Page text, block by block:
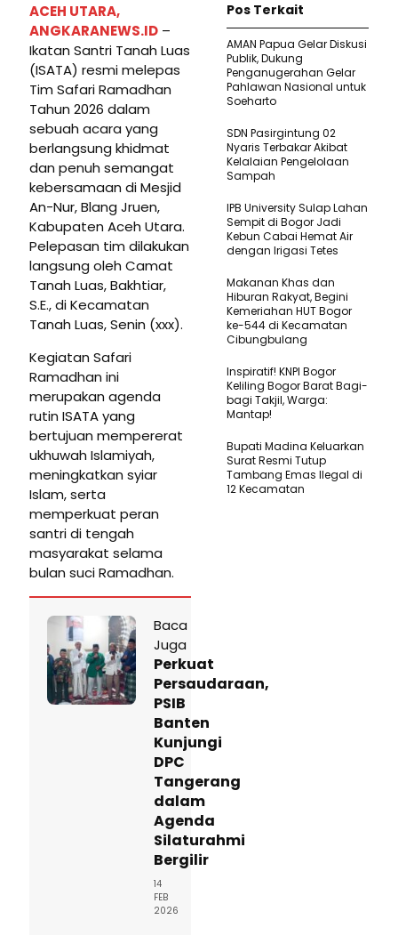
ACEH UTARA,
ANGKARANEWS.ID –
Ikatan Santri Tanah Luas
(ISATA) resmi melepas
Tim Safari Ramadhan
Tahun 2026 dalam
sebuah acara yang
berlangsung khidmat
dan penuh semangat
kebersamaan di Mesjid
An-Nur, Blang Jruen,
Kabupaten Aceh Utara.
Pelepasan tim dilakukan
langsung oleh Camat
Tanah Luas, Bakhtiar,
S.E., di Kecamatan
Tanah Luas, Senin (xxx).
Kegiatan Safari
Ramadhan ini
merupakan agenda
rutin ISATA yang
bertujuan mempererat
ukhuwah Islamiyah,
meningkatkan syiar
Islam, serta
memperkuat peran
santri di tengah
masyarakat selama
bulan suci Ramadhan.
Baca
Juga
Perkuat
Persaudaraan,
PSIB
Banten
Kunjungi
DPC
Tangerang
dalam
Agenda
Silaturahmi
Bergilir
14
FEB
2026
Pos Terkait
AMAN Papua Gelar Diskusi
Publik, Dukung
Penganugerahan Gelar
Pahlawan Nasional untuk
Soeharto
SDN Pasirgintung 02
Nyaris Terbakar Akibat
Kelalaian Pengelolaan
Sampah
IPB University Sulap Lahan
Sempit di Bogor Jadi
Kebun Cabai Hemat Air
dengan Irigasi Tetes
Makanan Khas dan
Hiburan Rakyat, Begini
Kemeriahan HUT Bogor
ke-544 di Kecamatan
Cibungbulang
Inspiratif! KNPI Bogor
Keliling Bogor Barat Bagi-
bagi Takjil, Warga:
Mantap!
Bupati Madina Keluarkan
Surat Resmi Tutup
Tambang Emas Ilegal di
12 Kecamatan